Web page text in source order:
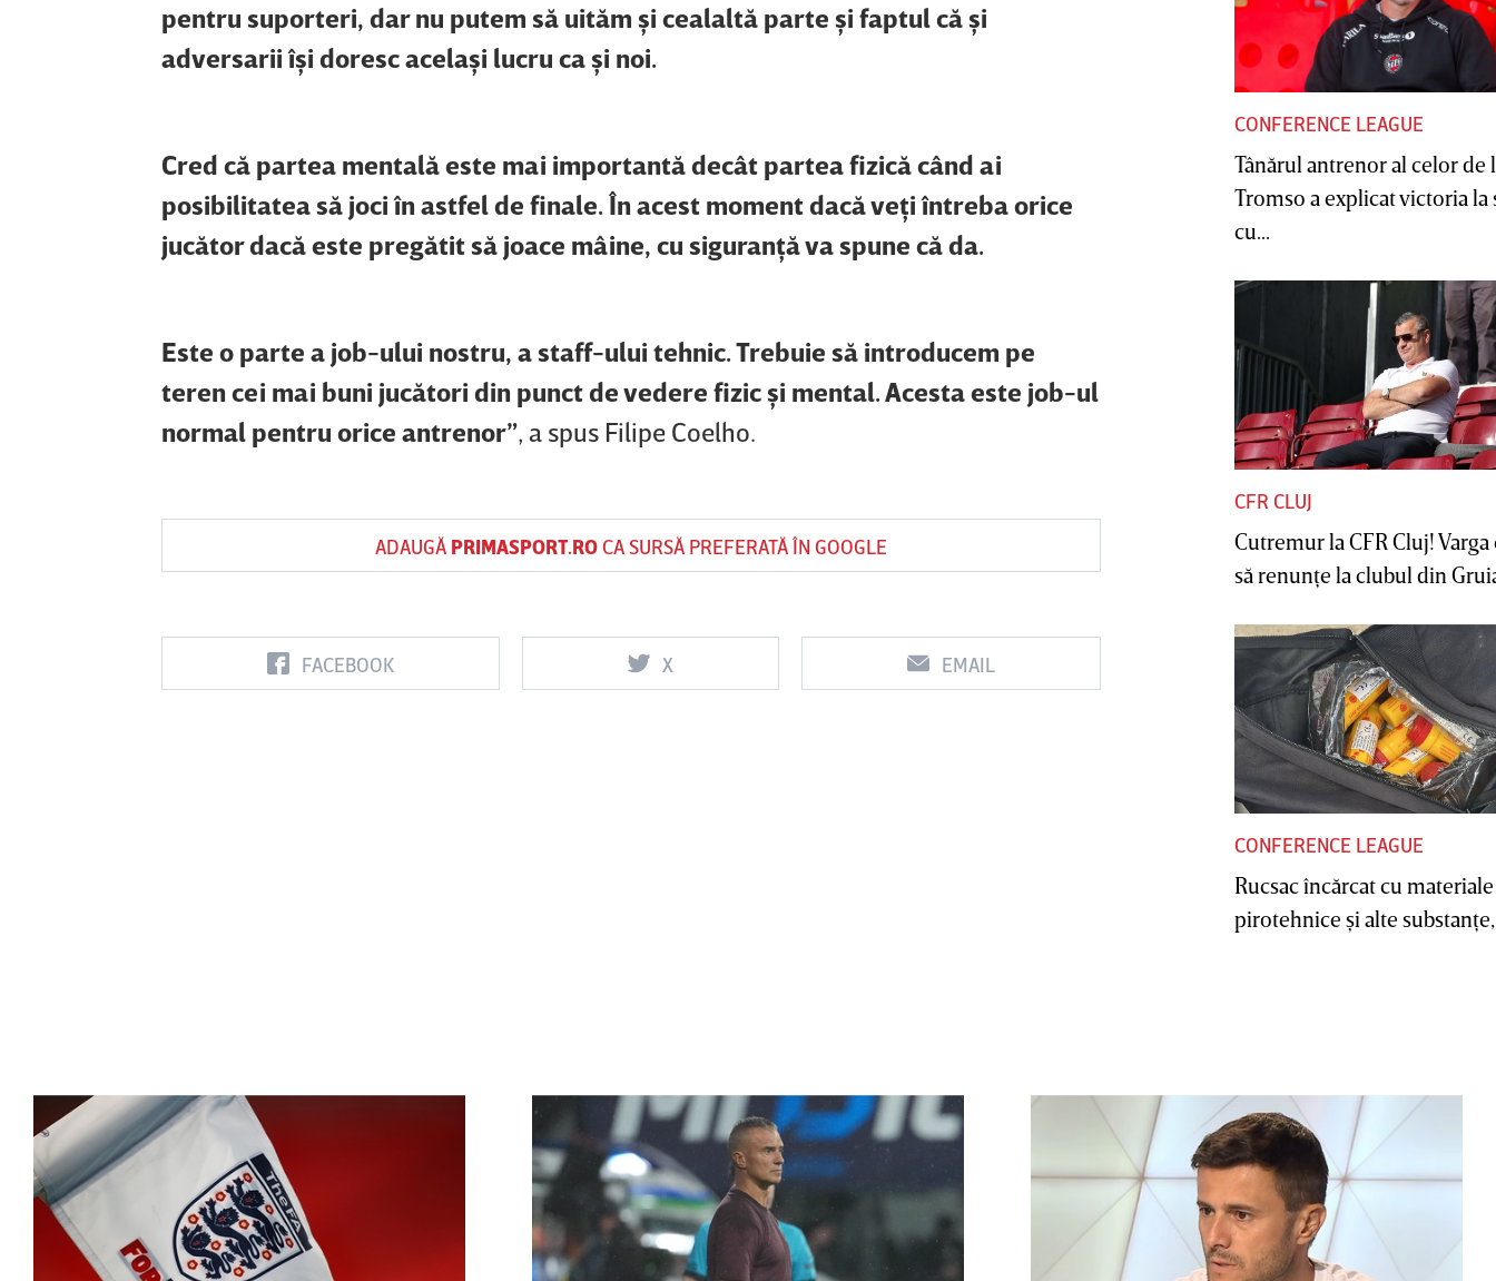
pentru suporteri, dar nu putem să uităm şi cealaltă parte şi faptul că şi
adversarii îşi doresc acelaşi lucru ca şi noi.
Cred că partea mentală este mai importantă decât partea fizică când ai
posibilitatea să joci în astfel de finale. În acest moment dacă veţi întreba orice
jucător dacă este pregătit să joace mâine, cu siguranţă va spune că da.
Este o parte a job-ului nostru, a staff-ului tehnic. Trebuie să introducem pe
teren cei mai buni jucători din punct de vedere fizic şi mental. Acesta este job-ul
normal pentru orice antrenor”, a spus Filipe Coelho.
ADAUGĂ PRIMASPORT.ROCA SURSĂ PREFERATĂ ÎN GOOGLE
FACEBOOK X EMAIL
CONFERENCE LEAGUE
Tânărul antrenor al celor de
Tromso a explicat victoria la
cu...
CFR CLUJ
Cutremur la CFR Cluj! Varga
să renunţe la clubul din
CONFERENCE LEAGUE
Rucsac încărcat cu materiale
pirotehnice şi alte substanţe,